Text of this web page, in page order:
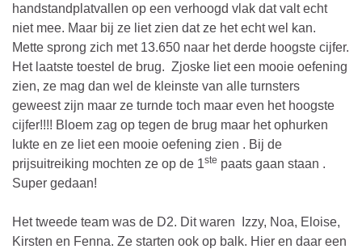
handstandplatvallen op een verhoogd vlak dat valt echt
niet mee. Maar bij ze liet zien dat ze het echt wel kan.
Mette sprong zich met 13.650 naar het derde hoogste cijfer.
Het laatste toestel de brug. Zjoske liet een mooie oefening
zien, ze mag dan wel de kleinste van alle turnsters
geweest zijn maar ze turnde toch maar even het hoogste
cijfer!!!! Bloem zag op tegen de brug maar het ophurken
lukte en ze liet een mooie oefening zien . Bij de
prijsuitreiking mochten ze op de 1ste paats gaan staan .
Super gedaan!
Het tweede team was de D2. Dit waren Izzy, Noa, Eloise,
Kirsten en Fenna. Ze starten ook op balk. Hier en daar een